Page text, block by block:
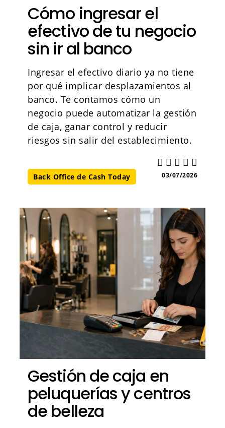
Cómo ingresar el
efectivo de tu negocio
sin ir al banco
Ingresar el efectivo diario ya no tiene
por qué implicar desplazamientos al
banco. Te contamos cómo un
negocio puede automatizar la gestión
de caja, ganar control y reducir
riesgos sin salir del establecimiento.
Back Office de Cash Today 03/07/2026
Gestión de caja en
peluquerías y centros
de belleza